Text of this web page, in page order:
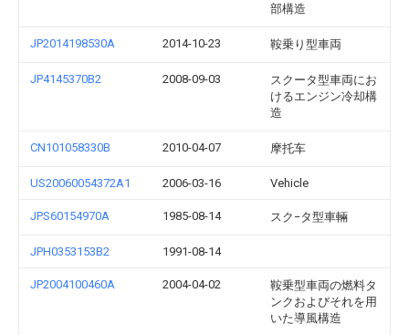
部構造
JP2014198530A 2014-10-23 鞍乗り型車両
JP4145370B2 2008-09-03
スクータ型車両にお
けるエンジン冷却構
造
CN101058330B 2010-04-07 摩托车
US20060054372A1 2006-03-16 Vehicle
JPS60154970A 1985-08-14 スク−タ型車輛
JPH0353153B2 1991-08-14
JP2004100460A 2004-04-02
鞍乗型車両の燃料タ
ンクおよびそれを用
いた導風構造